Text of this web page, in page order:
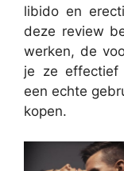
libido en
deze review
werken, de
je ze effectief
een echte
kopen.